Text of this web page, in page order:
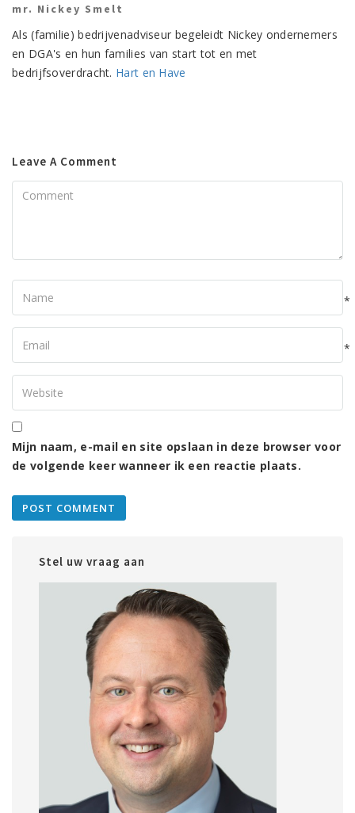
mr. Nickey Smelt
Als (familie) bedrijvenadviseur begeleidt Nickey ondernemers
en DGA's en hun families van start tot en met
bedrijfsoverdracht. Hart en Have
Leave A Comment
Comment
*
Your
Email
*
Your
Website
Mijn naam, e-mail en site opslaan in deze browser voor
de volgende keer wanneer ik een reactie plaats.
Stel uw vraag aan